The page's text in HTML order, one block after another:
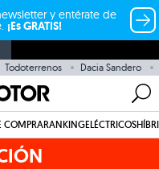
y entérate de
¡Es GRATIS!
Todoterrenos Dacia Sandero
COMPRARANKINGELÉCTRICOS